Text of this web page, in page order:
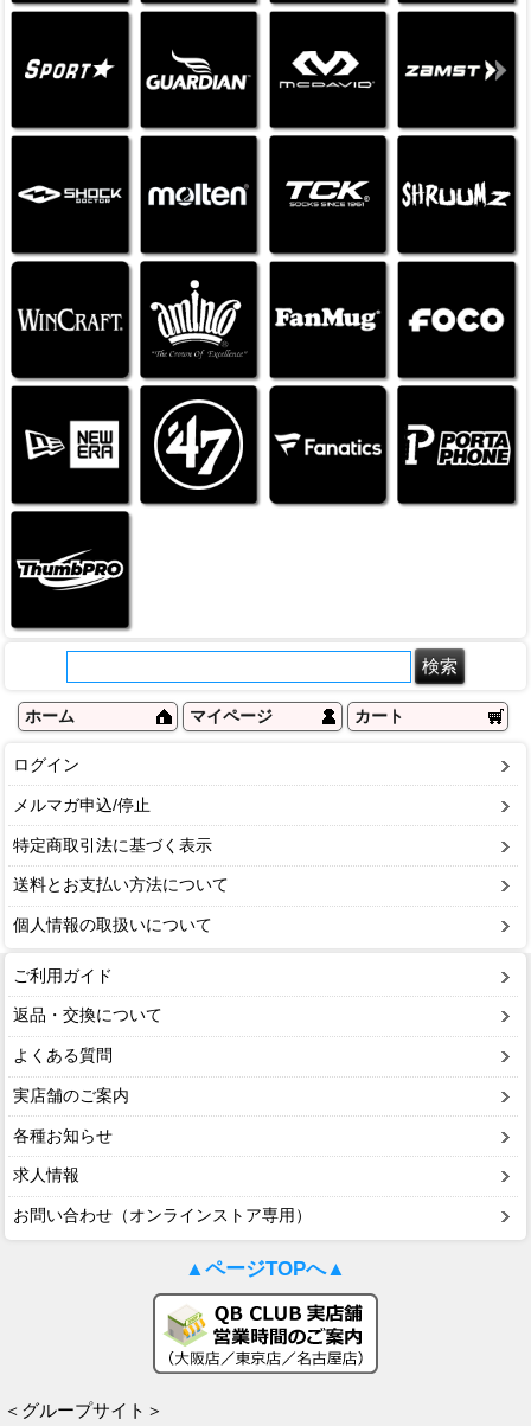
ホーム マイページ カート
ログイン
メルマガ申込/停止
特定商取引法に基づく表示
送料とお支払い方法について
個人情報の取扱いについて
ご利用ガイド
返品・交換について
よくある質問
実店舗のご案内
各種お知らせ
求人情報
お問い合わせ（オンラインストア専用）
▲ページTOPへ▲
＜グループサイト＞